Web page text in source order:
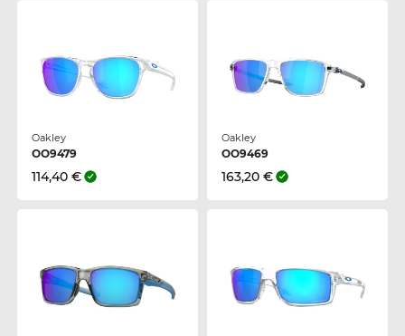
Oakley
OO9479
114,40 €
Oakley
OO9469
163,20 €